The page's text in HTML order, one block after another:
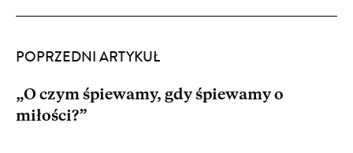
POPRZEDNI ARTYKUŁ
„O czym śpiewamy, gdy śpiewamy o
miłości?”